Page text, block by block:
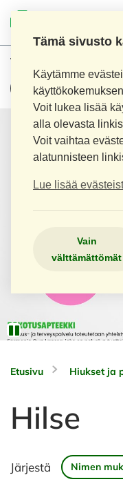
Tämä sivusto
Käytämme
Voit lukea lisää
alla olevasta
Voit vaihtaa
alatunnisteen
Lue lisää
Vain
välttämättömät
Tuotehaku:
Etusivu Hiukset ja
Hilse
Järjestä Nimen